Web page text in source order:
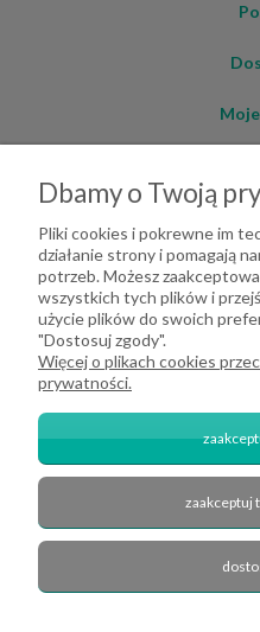
2026 DeHome.pl | Tekstylia
Pierściec | E-mail:
zobacz nas na Facebook'u
pokaż
Dbamy o Twoją
Pliki cookies i pokrewne im
działanie strony i pomagają
potrzeb. Możesz
wszystkich tych plików i
użycie plików do swoich
"Dostosuj zgody".
Więcej o plikach cookies
prywatności.
zaakceptuj